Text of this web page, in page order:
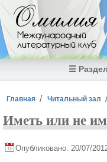
Перейти к основному
Омилия
Международный
литературный клуб
☰
Вы здесь
Главная Читальный зал
Иметь или не
Опубликовано: 20/07/